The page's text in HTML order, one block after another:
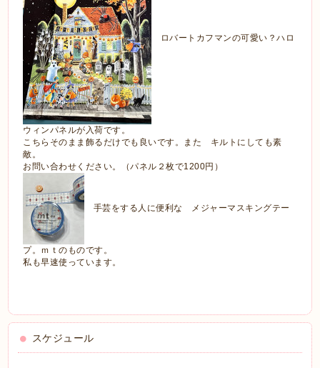
ロバートカフマンの可愛い？ハロ
ウィンパネルが入荷です。
こちらそのまま飾るだけでも良いです。また キルトにしても素
敵。
お問い合わせください。（パネル２枚で1200円）
手芸をする人に便利な メジャーマスキングテー
プ。ｍｔのものです。
私も早速使っています。
スケジュール